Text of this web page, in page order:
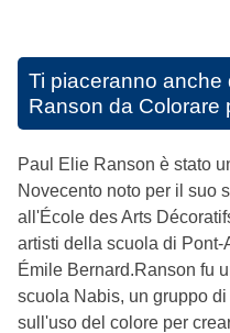
Ti piaceranno anche
Ranson da Colorare
Paul Elie Ranson è stato
Novecento noto per il suo
all'École des Arts
artisti della scuola di Pont-
Émile Bernard.Ranson fu
scuola Nabis, un gruppo
sull'uso del colore per